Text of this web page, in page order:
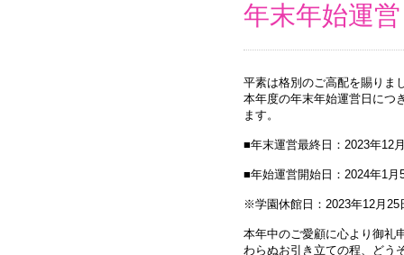
年末年始運
平素は格別のご高配を賜りま
本年度の年末年始運営日につ
ます。
■年末運営最終日：2023年12
■年始運営開始日：2024年1月
※学園休館日：2023年12月25
本年中のご愛顧に心より御礼
わらぬお引き立ての程、どう